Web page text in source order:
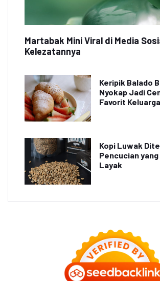
Martabak Mini Viral di Media
Kelezatannya
Keripik Balado
Nyokap Jadi
Favorit Keluarga
Kopi Luwak
Pencucian
Layak